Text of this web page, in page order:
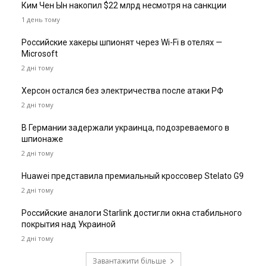
Ким Чен Ын накопил $22 млрд несмотря на санкции
1 день тому
Российские хакеры шпионят через Wi-Fi в отелях —
Microsoft
2 дні тому
Херсон остался без электричества после атаки РФ
2 дні тому
В Германии задержали украинца, подозреваемого в
шпионаже
2 дні тому
Huawei представила премиальный кроссовер Stelato G9
2 дні тому
Российские аналоги Starlink достигли окна стабильного
покрытия над Украиной
2 дні тому
Завантажити більше